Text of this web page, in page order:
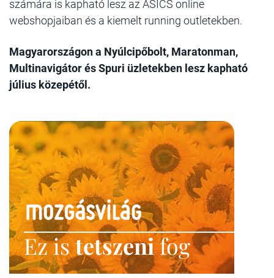
számára is kapható lesz az ASICS online
webshopjaiban és a kiemelt running outletekben.
Magyarországon a Nyúlcipőbolt, Maratonman,
Multinavigátor és Spuri üzletekben lesz kapható
július közepétől.
Ez istetszenifog